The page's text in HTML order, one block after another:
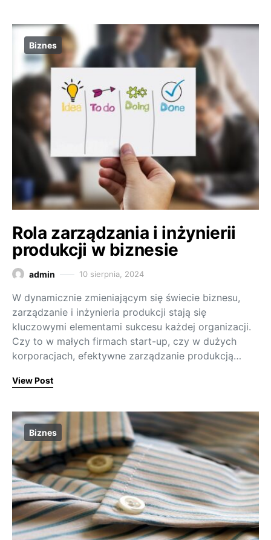
Biznes
Rola zarządzania i inżynierii
produkcji w biznesie
admin 10 sierpnia, 2024
W dynamicznie zmieniającym się świecie biznesu,
zarządzanie i inżynieria produkcji stają się
kluczowymi elementami sukcesu każdej organizacji.
Czy to w małych firmach start-up, czy w dużych
korporacjach, efektywne zarządzanie produkcją…
View Post
Biznes